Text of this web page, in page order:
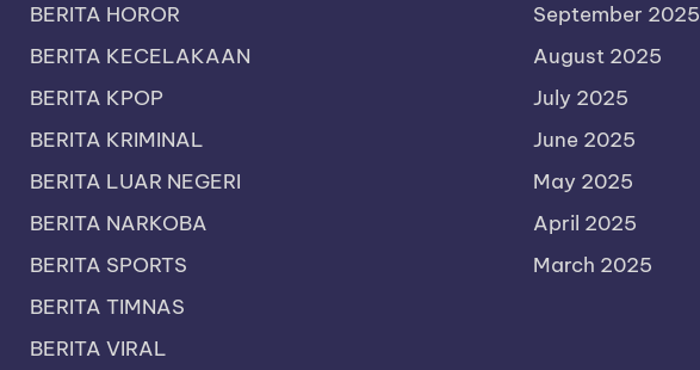
BERITA HOROR
BERITA KECELAKAAN
BERITA KPOP
BERITA KRIMINAL
BERITA LUAR NEGERI
BERITA NARKOBA
BERITA SPORTS
BERITA TIMNAS
BERITA VIRAL
September 2025
August 2025
July 2025
June 2025
May 2025
April 2025
March 2025